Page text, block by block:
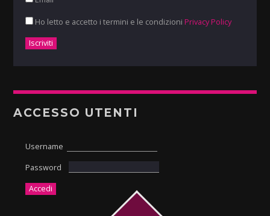
Ho letto e accetto i termini e le condizioni Privacy Policy
ACCESSO UTENTI
Username
Password